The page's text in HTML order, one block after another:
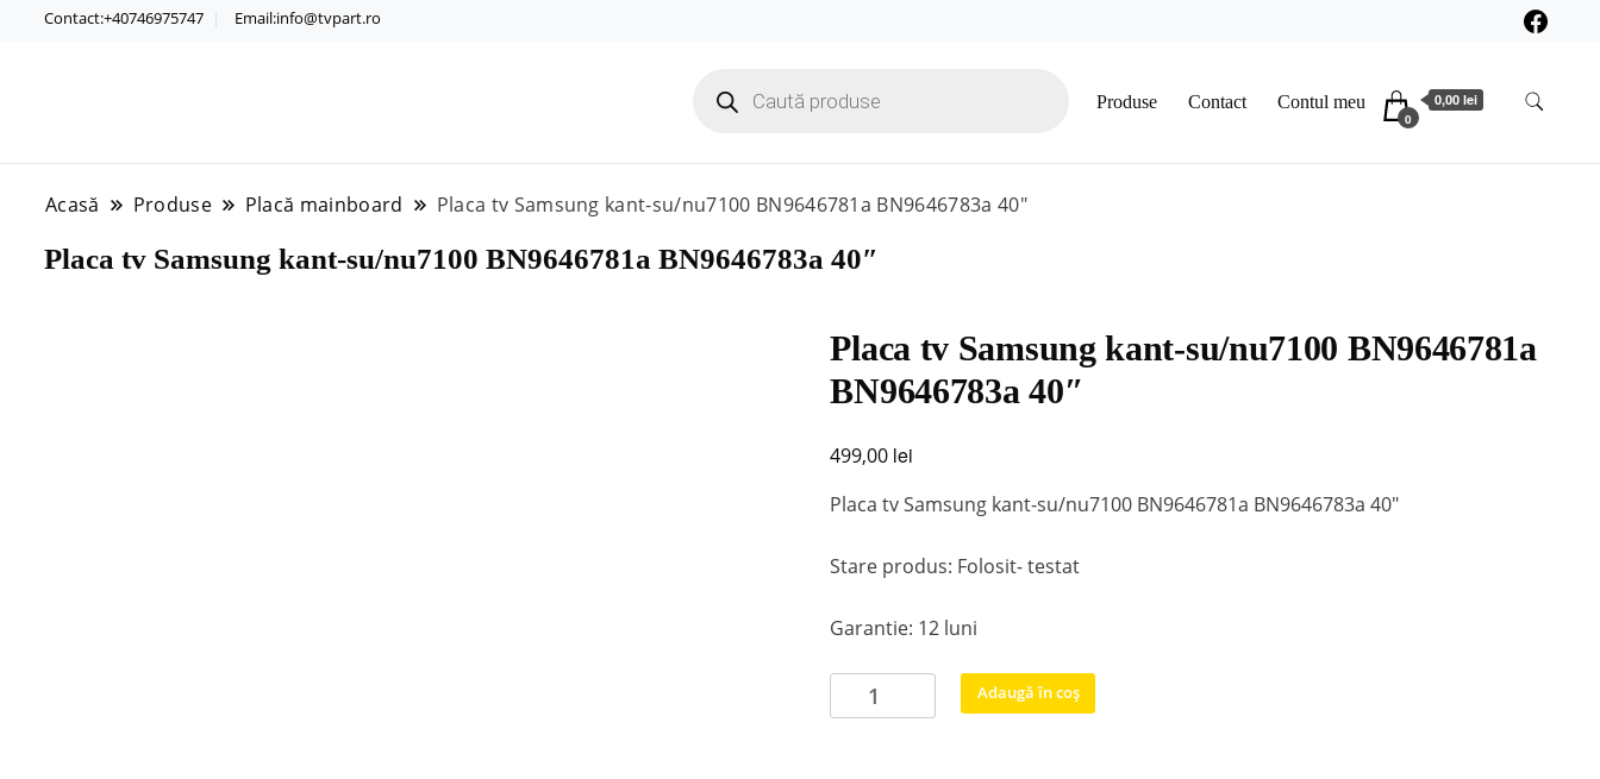
Contact:+40746975747 Email:info@tvpart.ro
search Produse Contact Contul meu
0
0,00 lei
Acasă Produse Placă mainboard Placa tv Samsung kant-su/nu7100 BN9646781a BN9646783a 40″
Placa tv Samsung kant-su/nu7100 BN9646781a BN9646783a 40″
Placa tv Samsung kant-su/nu7100 BN9646781a
BN9646783a 40″
499,00 lei
Placa tv Samsung kant-su/nu7100 BN9646781a BN9646783a 40″
Stare produs: Folosit- testat
Garantie: 12 luni
Cantitate
Placa
Adaugă în coș